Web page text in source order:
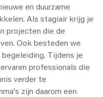
en duurzame
Als stagiair krijg je
projecten die de
Ook besteden we
Tijdens je
professionals die
verder te
zijn daarom een